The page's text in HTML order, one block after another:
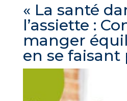
« La santé
l’assiette :
manger
en se faisant